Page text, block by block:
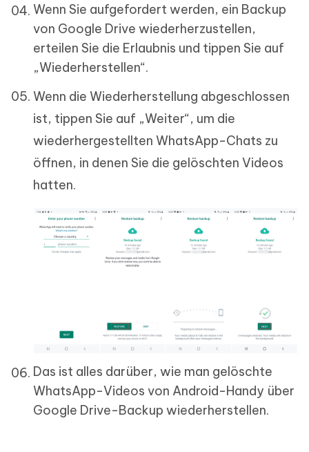
Wenn Sie aufgefordert werden, ein Backup
von Google Drive wiederherzustellen,
erteilen Sie die Erlaubnis und tippen Sie auf
„Wiederherstellen“.
Wenn die Wiederherstellung abgeschlossen
ist, tippen Sie auf „Weiter“, um die
wiederhergestellten WhatsApp-Chats zu
öffnen, in denen Sie die gelöschten Videos
hatten.
Das ist alles darüber, wie man gelöschte
WhatsApp-Videos von Android-Handy über
Google Drive-Backup wiederherstellen.